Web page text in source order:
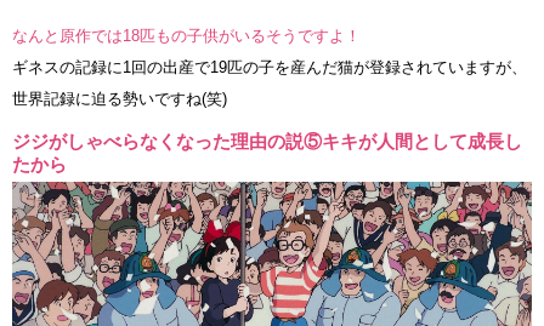
なんと原作では18匹もの子供がいるそうですよ！
ギネスの記録に1回の出産で19匹の子を産んだ猫が登録されていますが、
世界記録に迫る勢いですね(笑)
ジジがしゃべらなくなった理由の説⑤キキが人間として成長し
たから